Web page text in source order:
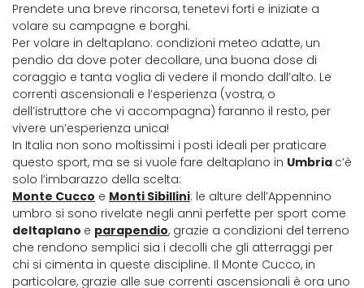
Prendete una breve rincorsa, tenetevi forti e iniziate a
volare su campagne e borghi.
Per volare in deltaplano: condizioni meteo adatte, un
pendio da dove poter decollare, una buona dose di
coraggio e tanta voglia di vedere il mondo dall’alto. Le
correnti ascensionali e l’esperienza (vostra, o
dell’istruttore che vi accompagna) faranno il resto, per
vivere un’esperienza unica!
In Italia non sono moltissimi i posti ideali per praticare
questo sport, ma se si vuole fare deltaplano in Umbria c’è
solo l’imbarazzo della scelta:
Monte Cucco e Monti Sibillini: le alture dell’Appennino
umbro si sono rivelate negli anni perfette per sport come
deltaplano e parapendio, grazie a condizioni del terreno
che rendono semplici sia i decolli che gli atterraggi per
chi si cimenta in queste discipline. Il Monte Cucco, in
particolare, grazie alle sue correnti ascensionali è ora uno